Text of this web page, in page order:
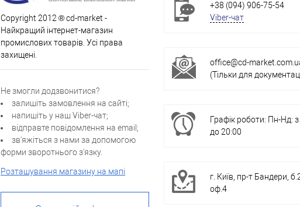
Copyright 2012 ® cd-market -
Найкращий інтернет-магазин
промислових товарів. Усі права
захищені.
Не змогли додзвонитися?
залишіть замовлення на сайті;
напишіть у наш Viber-чат;
відправте повідомлення на email;
зв'яжіться з нами за допомогою
форми зворотнього з'язку.
Розташування магазину на мапі
+38 (094) 906-75-54
Viber-чат
office@cd-
(Тільки для
Графік роботи: Пн-Нд:
до 20:00
г. Київ, пр-т Бандери,
оф.4